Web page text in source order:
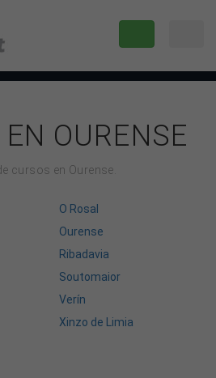
OURENSE
cursos en Ourense.
O Rosal
Ourense
Ribadavia
Soutomaior
Verín
Xinzo de Limia